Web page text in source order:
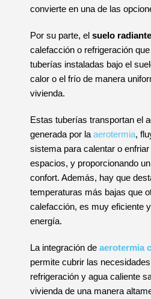
convierte en una de las
Por su parte, el suelo radiante
calefacción o refrigeración
tuberías instaladas bajo el
calor o el frío de manera
vivienda.
Estas tuberías transportan el
generada por la aerotermia,
sistema para calentar o
espacios, y proporcionando
confort. Además, hay que
temperaturas más bajas que
calefacción, es muy eficiente
energía.
La integración de aerotermia
permite cubrir las
refrigeración y agua caliente
vivienda de una manera